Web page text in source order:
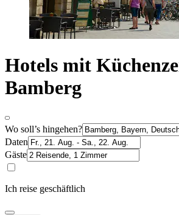
Hotels mit
Bamberg
Wo soll’s hingehen?
Daten
Gäste
Ich reise geschäftlich